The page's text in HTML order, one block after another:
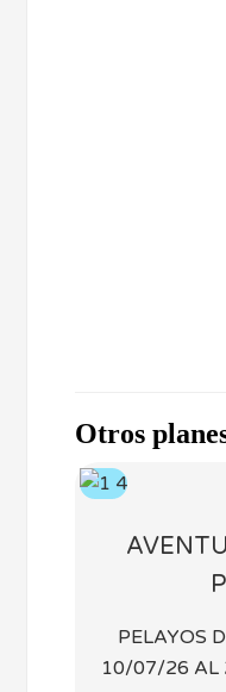
Otros
PELAYOS
10/07/26 AL